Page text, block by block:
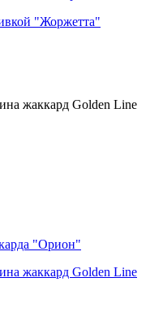
"Жоржетта"
жаккард Golden Line
жаккард Golden Line